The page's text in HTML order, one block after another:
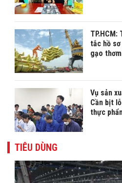
tắc hồ
gạo
Vụ sản
Cần bịt
thực
TIÊU DÙNG